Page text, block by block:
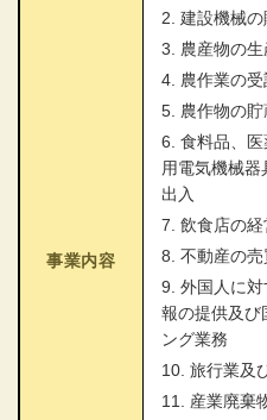
事業内容
2. 建設機械
3. 農産物の
4. 農作業の受
5. 農作物の
6. 食料品、
用電気機械
出入
7. 飲食店の経
8. 不動産の
9. 外国人に
報の提供及び
ング業務
10. 旅行業及
11. 産業廃棄